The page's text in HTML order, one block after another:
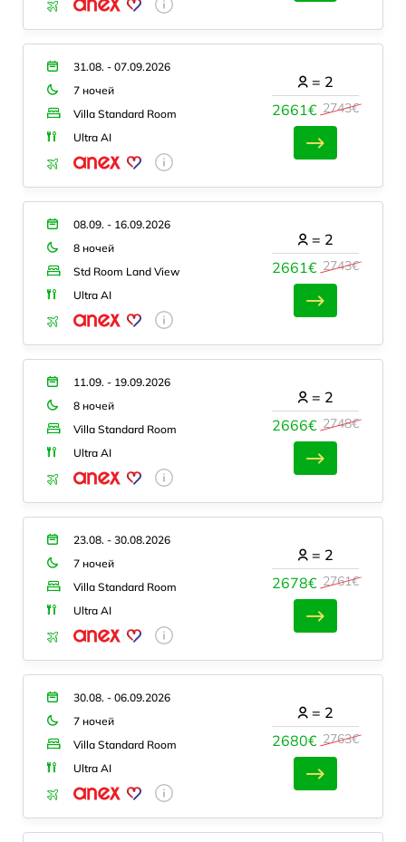
31.08. - 07.09.2026
7 ночей
Villa Standard Room
Ultra AI
2661€ 2743€
= 2
08.09. - 16.09.2026
8 ночей
Std Room Land View
Ultra AI
2661€ 2743€
= 2
11.09. - 19.09.2026
8 ночей
Villa Standard Room
Ultra AI
2666€ 2748€
= 2
23.08. - 30.08.2026
7 ночей
Villa Standard Room
Ultra AI
2678€ 2761€
= 2
30.08. - 06.09.2026
7 ночей
Villa Standard Room
Ultra AI
2680€ 2763€
= 2